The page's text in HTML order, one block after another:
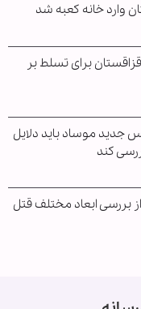
وارد خانه کعبه شد
قزاقستان برای تسلط بر
جدید موساد باید دلایل
کند
بررسی ابعاد مختلف قتل